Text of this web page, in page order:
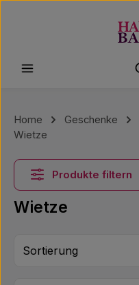
Home Geschenke
Wietze
Produkte filtern
Wietze